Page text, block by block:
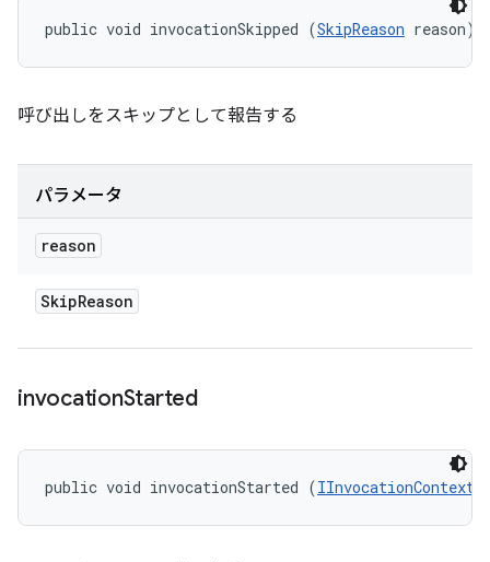
public void invocationSkipped (SkipReason reason)
呼び出しをスキップとして報告する
パラメータ
reason
SkipReason
invocationStarted
public void invocationStarted (IInvocationContext